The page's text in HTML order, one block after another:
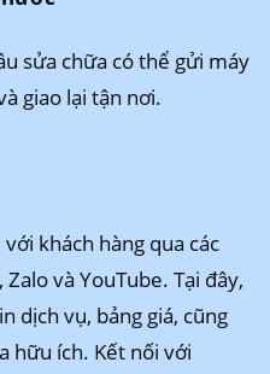
sửa chữa có thể gửi máy
giao lại tận nơi.
khách hàng qua các
và YouTube. Tại đây,
dịch vụ, bảng giá, cũng
hữu ích. Kết nối với